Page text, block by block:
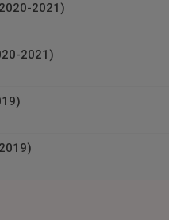
2021)
2021)